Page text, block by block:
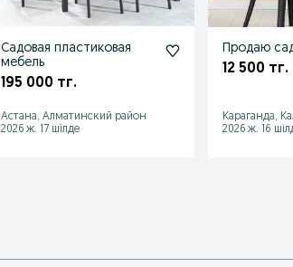
Садовая пластиковая
мебель
195 000 тг.
Астана, Алматинский район
2026 ж. 17 шілде
Продаю
12 500 тг.
Караганда,
2026 ж. 16